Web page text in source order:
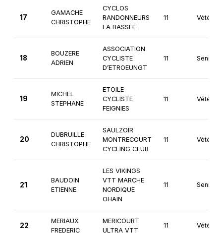
17
GAMACHE
CHRISTOPHE
CYCLOS
RANDONNEURS
LA BASSEE
11
18
BOUZERE
ADRIEN
ASSOCIATION
CYCLISTE
D’ETROEUNGT
11 Seniors
19
MICHEL
STEPHANE
ETOILE
CYCLISTE
FEIGNIES
11
20
DUBRUILLE
CHRISTOPHE
SAULZOIR
MONTRECOURT
CYCLING CLUB
11
21
BAUDOIN
ETIENNE
LES VIKINGS
VTT MARCHE
NORDIQUE
OHAIN
11 Seniors
22
MERIAUX
FREDERIC
MERICOURT
ULTRA VTT
11